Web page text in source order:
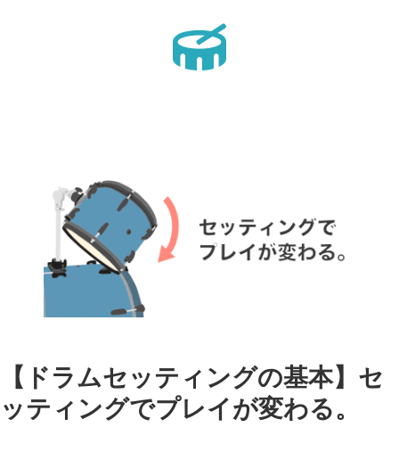
【ドラムセッティングの基本】セ
ッティングでプレイが変わる。